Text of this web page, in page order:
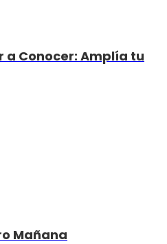
a Conocer: Amplía tu
Mañana